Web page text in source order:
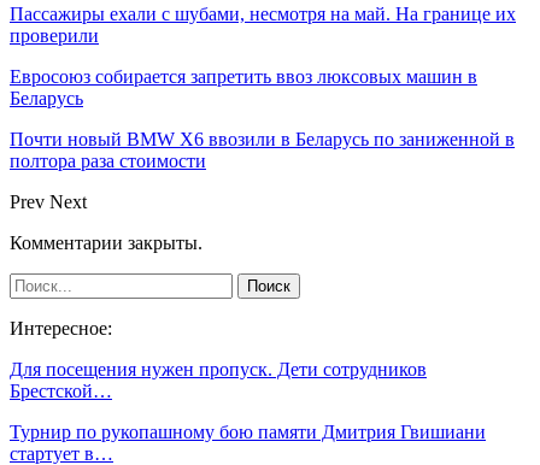
Пассажиры ехали с шубами, несмотря на май. На границе их
проверили
Евросоюз собирается запретить ввоз люксовых машин в
Беларусь
Почти новый BMW X6 ввозили в Беларусь по заниженной в
полтора раза стоимости
Prev Next
Комментарии закрыты.
Интересное:
Для посещения нужен пропуск. Дети сотрудников
Брестской…
Турнир по рукопашному бою памяти Дмитрия Гвишиани
стартует в…